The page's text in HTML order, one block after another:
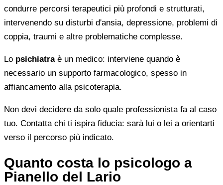
condurre percorsi terapeutici più profondi e strutturati,
intervenendo su disturbi d'ansia, depressione, problemi di
coppia, traumi e altre problematiche complesse.
Lo psichiatraè un medico: interviene quando è
necessario un supporto farmacologico, spesso in
affiancamento alla psicoterapia.
Non devi decidere da solo quale professionista fa al caso
tuo. Contatta chi ti ispira fiducia: sarà lui o lei a orientarti
verso il percorso più indicato.
Quanto costa lo psicologo a
Pianello del Lario